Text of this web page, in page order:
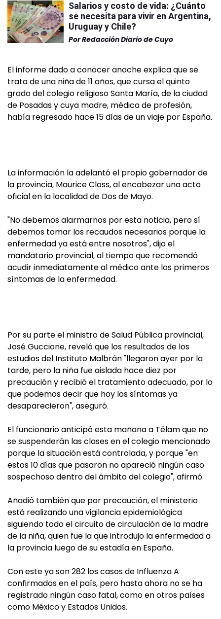
Salarios y costo de vida: ¿Cuánto
se necesita para vivir en Argentina,
Uruguay y Chile?
PorRedacción Diario de Cuyo
El informe dado a conocer anoche explica que se
trata de una niña de 11 años, que cursa el quinto
grado del colegio religioso Santa María, de la ciudad
de Posadas y cuya madre, médica de profesión,
había regresado hace 15 días de un viaje por España.
La información la adelantó el propio gobernador de
la provincia, Maurice Closs, al encabezar una acto
oficial en la localidad de Dos de Mayo.
"No debemos alarmarnos por esta noticia, pero sí
debemos tomar los recaudos necesarios porque la
enfermedad ya está entre nosotros", dijo el
mandatario provincial, al tiempo que recomendó
acudir inmediatamente al médico ante los primeros
síntomas de la enfermedad.
Por su parte el ministro de Salud Pública provincial,
José Guccione, reveló que los resultados de los
estudios del Instituto Malbrán "llegaron ayer por la
tarde, pero la niña fue aislada hace diez por
precaución y recibió el tratamiento adecuado, por lo
que podemos decir que hoy los síntomas ya
desaparecieron", aseguró.
El funcionario anticipó esta mañana a Télam que no
se suspenderán las clases en el colegio mencionado
porque la situación está controlada, y porque "en
estos 10 días que pasaron no apareció ningún caso
sospechoso dentro del ámbito del colegio", afirmó.
Añadió también que por precaución, el ministerio
está realizando una vigilancia epidemiológica
siguiendo todo el circuito de circulación de la madre
de la niña, quien fue la que introdujo la enfermedad a
la provincia luego de su estadía en España.
Con este ya son 282 los casos de Influenza A
confirmados en el país, pero hasta ahora no se ha
registrado ningún caso fatal, como en otros países
como México y Estados Unidos.